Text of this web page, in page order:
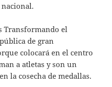
Transformando el
de gran
colocará en el centro
a atletas y son un
la cosecha de medallas.